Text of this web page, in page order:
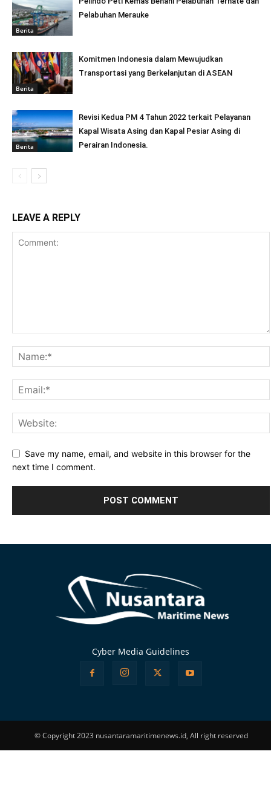
Berita
Pelabuhan Merauke
Berita
Komitmen Indonesia dalam Mewujudkan
Transportasi yang Berkelanjutan di ASEAN
Berita
Revisi Kedua PM 4 Tahun 2022 terkait Pelayanan
Kapal Wisata Asing dan Kapal Pesiar Asing di
Perairan Indonesia.
LEAVE A REPLY
Save my name, email, and website in this browser for the
next time I comment.
Cyber Media Guidelines
© Copyright 2023 nusantaramaritimenews.id, All right reserved